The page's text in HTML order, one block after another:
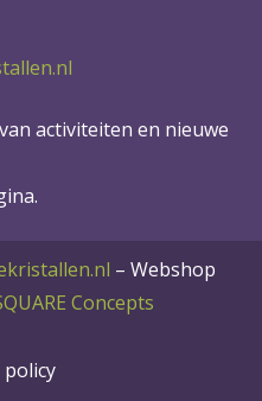
activiteiten en nieuwe
– Webshop
Concepts